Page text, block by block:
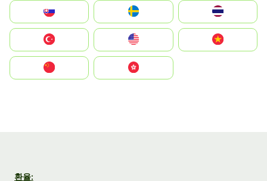
United States
中國香港特別行政區
환율: